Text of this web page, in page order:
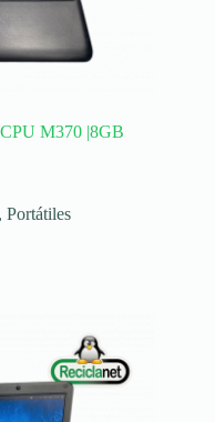
M370 |8GB
, Portátiles